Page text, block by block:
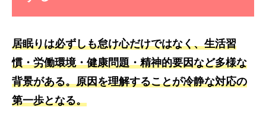
居眠りは必ずしも怠け心だけではなく、生活習
慣・労働環境・健康問題・精神的要因など多様な
背景がある。原因を理解することが冷静な対応の
第一歩となる。